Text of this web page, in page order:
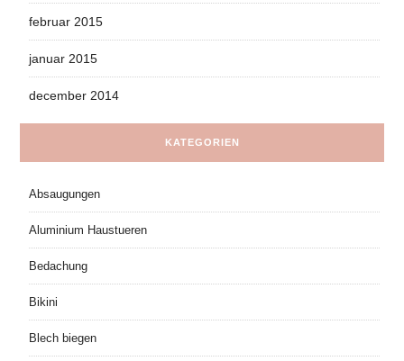
februar 2015
januar 2015
december 2014
KATEGORIEN
Absaugungen
Aluminium Haustueren
Bedachung
Bikini
Blech biegen